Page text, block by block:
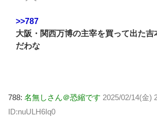
>>787
大阪・関西万博の主宰を買って出た吉
だわな
788: 名無しさん＠恐縮です 2025/02/14(金)
ID:nuULH6Iq0